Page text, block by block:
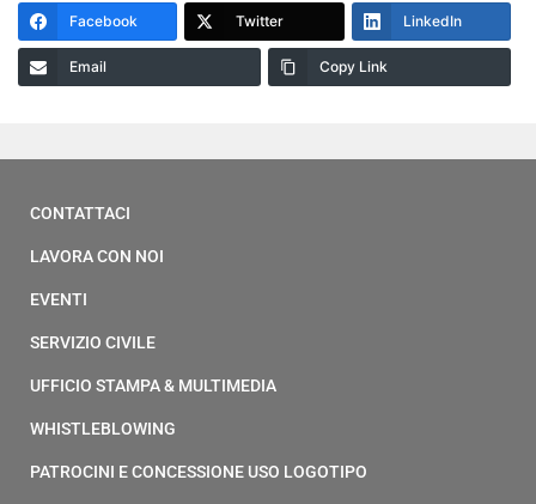
Facebook Twitter LinkedIn
Email Copy Link
CONTATTACI
LAVORA CON NOI
EVENTI
SERVIZIO CIVILE
UFFICIO STAMPA & MULTIMEDIA
WHISTLEBLOWING
PATROCINI E CONCESSIONE USO LOGOTIPO